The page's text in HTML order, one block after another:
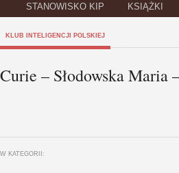
STANOWISKO KIP KSIĄŻKI
KLUB INTELIGENCJI POLSKIEJ
Curie – Słodowska Maria
W KATEGORII: